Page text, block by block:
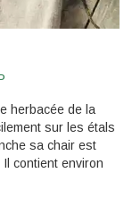
herbacée de la
sur les étals
sa chair est
contient environ